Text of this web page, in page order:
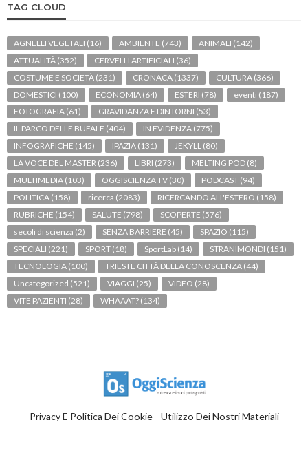
TAG CLOUD
AGNELLI VEGETALI (16) AMBIENTE (743) ANIMALI (142)
ATTUALITÀ (352) CERVELLI ARTIFICIALI (36)
COSTUME E SOCIETÀ (231) CRONACA (1337) CULTURA (366)
DOMESTICI (100) ECONOMIA (64) ESTERI (78) eventi (187)
FOTOGRAFIA (61) GRAVIDANZA E DINTORNI (53)
IL PARCO DELLE BUFALE (404) IN EVIDENZA (775)
INFOGRAFICHE (145) IPAZIA (131) JEKYLL (80)
LA VOCE DEL MASTER (236) LIBRI (273) MELTING POD (8)
MULTIMEDIA (103) OGGISCIENZA TV (30) PODCAST (94)
POLITICA (158) ricerca (2083) RICERCANDO ALL'ESTERO (158)
RUBRICHE (154) SALUTE (798) SCOPERTE (576)
secoli di scienza (2) SENZA BARRIERE (45) SPAZIO (115)
SPECIALI (221) SPORT (18) SportLab (14) STRANIMONDI (151)
TECNOLOGIA (100) TRIESTE CITTÀ DELLA CONOSCENZA (44)
Uncategorized (521) VIAGGI (25) VIDEO (28)
VITE PAZIENTI (28) WHAAAT? (134)
Privacy E Politica Dei Cookie Utilizzo Dei Nostri Materiali